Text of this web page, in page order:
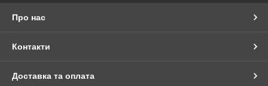
Про нас
Контакти
Доставка та оплата